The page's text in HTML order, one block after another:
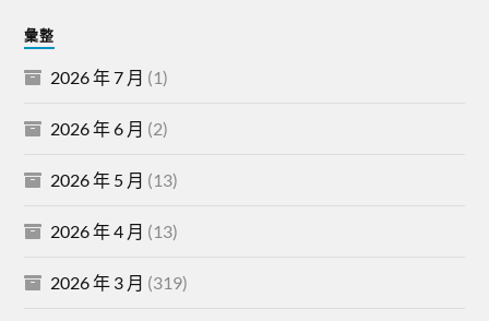
彙整
2026 年 7 月 (1)
2026 年 6 月 (2)
2026 年 5 月 (13)
2026 年 4 月 (13)
2026 年 3 月 (319)